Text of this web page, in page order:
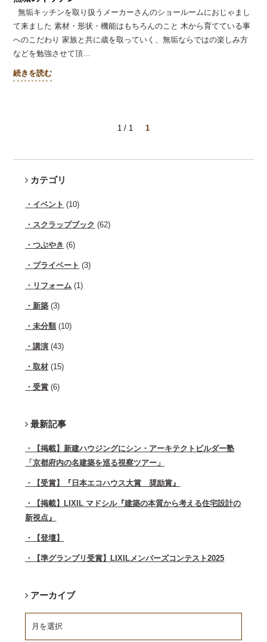
無垢キッチンを取り扱うメーカーさんのショールームにおじゃまし
て来ました 素材・形状・機能はもちろんのこと 木から育てている事
へのこだわり 家族と共に歳を取っていく、無垢ならではの楽しみ方
などを勉強させて頂…
続きを読む
1 / 1 1
カテゴリ
イベント (10)
スクラップブック (62)
つぶやき (6)
プライベート (3)
リフォーム (1)
新築 (3)
未分類 (10)
講演 (43)
取材 (15)
受賞 (6)
最新記事
【掲載】新建ハウジングにシン・アーキテクトビルダー塾
「京都府内の名建築を巡る視察ツアー」
【受賞】『日本エコハウス大賞 奨励賞』
【掲載】LIXIL マドシル『建築の本質から考える住宅設計の
新視点』
【登壇】
【準グランプリ受賞】LIXILメンバーズコンテスト2025
アーカイブ